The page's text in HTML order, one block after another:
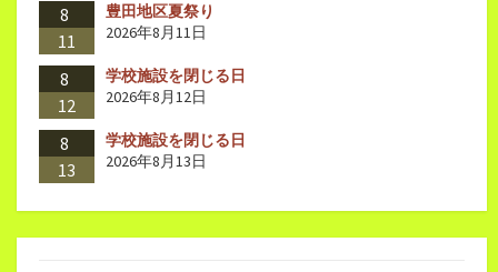
8
11
豊田地区夏祭り
2026年8月11日
8
12
学校施設を閉じる日
2026年8月12日
8
13
学校施設を閉じる日
2026年8月13日